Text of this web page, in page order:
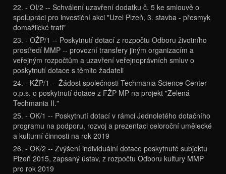
22. - OI/2 -- Schválení uzavření dodatku č. 5 ke smlouvě o
spolupráci pro investiční akci "Uzel Plzeň, 3. stavba - přesmyk
domažlické trati"
23. - OŽP/1 -- Poskytnutí dotací z rozpočtu Odboru životního
prostředí MMP -- provozní transfery jiným organizacím a
veřejným rozpočtům a uzavření veřejnoprávních smluv o
poskytnutí dotace s těmito žadateli
24. - KŽP/1 -- Žádost společnosti Techmania Science Center
o.p.s. o poskytnutí dotace z FŽP MP na projekt "Zelená
Techmania II."
25. - OK/1 -- Poskytnutí dotací v rámci Jednoletého dotačního
programu na podporu, rozvoj a prezentaci celoroční umělecké
a kulturní činnosti na rok 2019
26. - OK/2 -- Zvýšení individuální dotace poskytnuté subjektu
Plzeň 2015, zapsaný ústav, z rozpočtu Odboru kultury MMP
pro rok 2019